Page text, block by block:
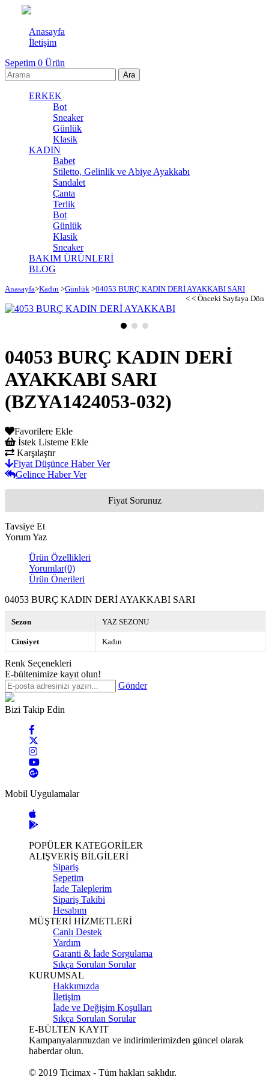
Anasayfa
İletişim
Sepetim 0 Ürün
ERKEK
Bot
Sneaker
Günlük
Klasik
KADIN
Babet
Stiletto, Gelinlik ve Abiye Ayakkabı
Sandalet
Çanta
Terlik
Bot
Günlük
Klasik
Sneaker
BAKIM ÜRÜNLERİ
BLOG
Anasayfa>Kadın >Günlük >04053 BURÇ KADIN DERİ AYAKKABI SARI
< < Önceki Sayfaya Dön
04053 BURÇ KADIN DERİ
AYAKKABI SARI
(BZYA1424053-032)
Favorilere Ekle
İstek Listeme Ekle
Karşılaştır
Fiyat Düşünce Haber Ver
Gelince Haber Ver
Fiyat Sorunuz
Tavsiye Et
Yorum Yaz
Ürün Özellikleri
Yorumlar(0)
Ürün Önerileri
04053 BURÇ KADIN DERİ AYAKKABI SARI
Sezon YAZ SEZONU
Cinsiyet Kadın
Renk Seçenekleri
E-bültenimize kayıt olun!
Gönder
Bizi Takip Edin
Mobil Uygulamalar
POPÜLER KATEGORİLER
ALIŞVERİŞ BİLGİLERİ
Sipariş
Sepetim
İade Taleplerim
Sipariş Takibi
Hesabım
MÜŞTERİ HİZMETLERİ
Canlı Destek
Yardım
Garanti & İade Sorgulama
Sıkça Sorulan Sorular
KURUMSAL
Hakkımızda
İletişim
İade ve Değişim Koşulları
Sıkça Sorulan Sorular
E-BÜLTEN KAYIT
Kampanyalarımızdan ve indirimlerimizden güncel olarak
haberdar olun.
© 2019 Ticimax - Tüm hakları saklıdır.